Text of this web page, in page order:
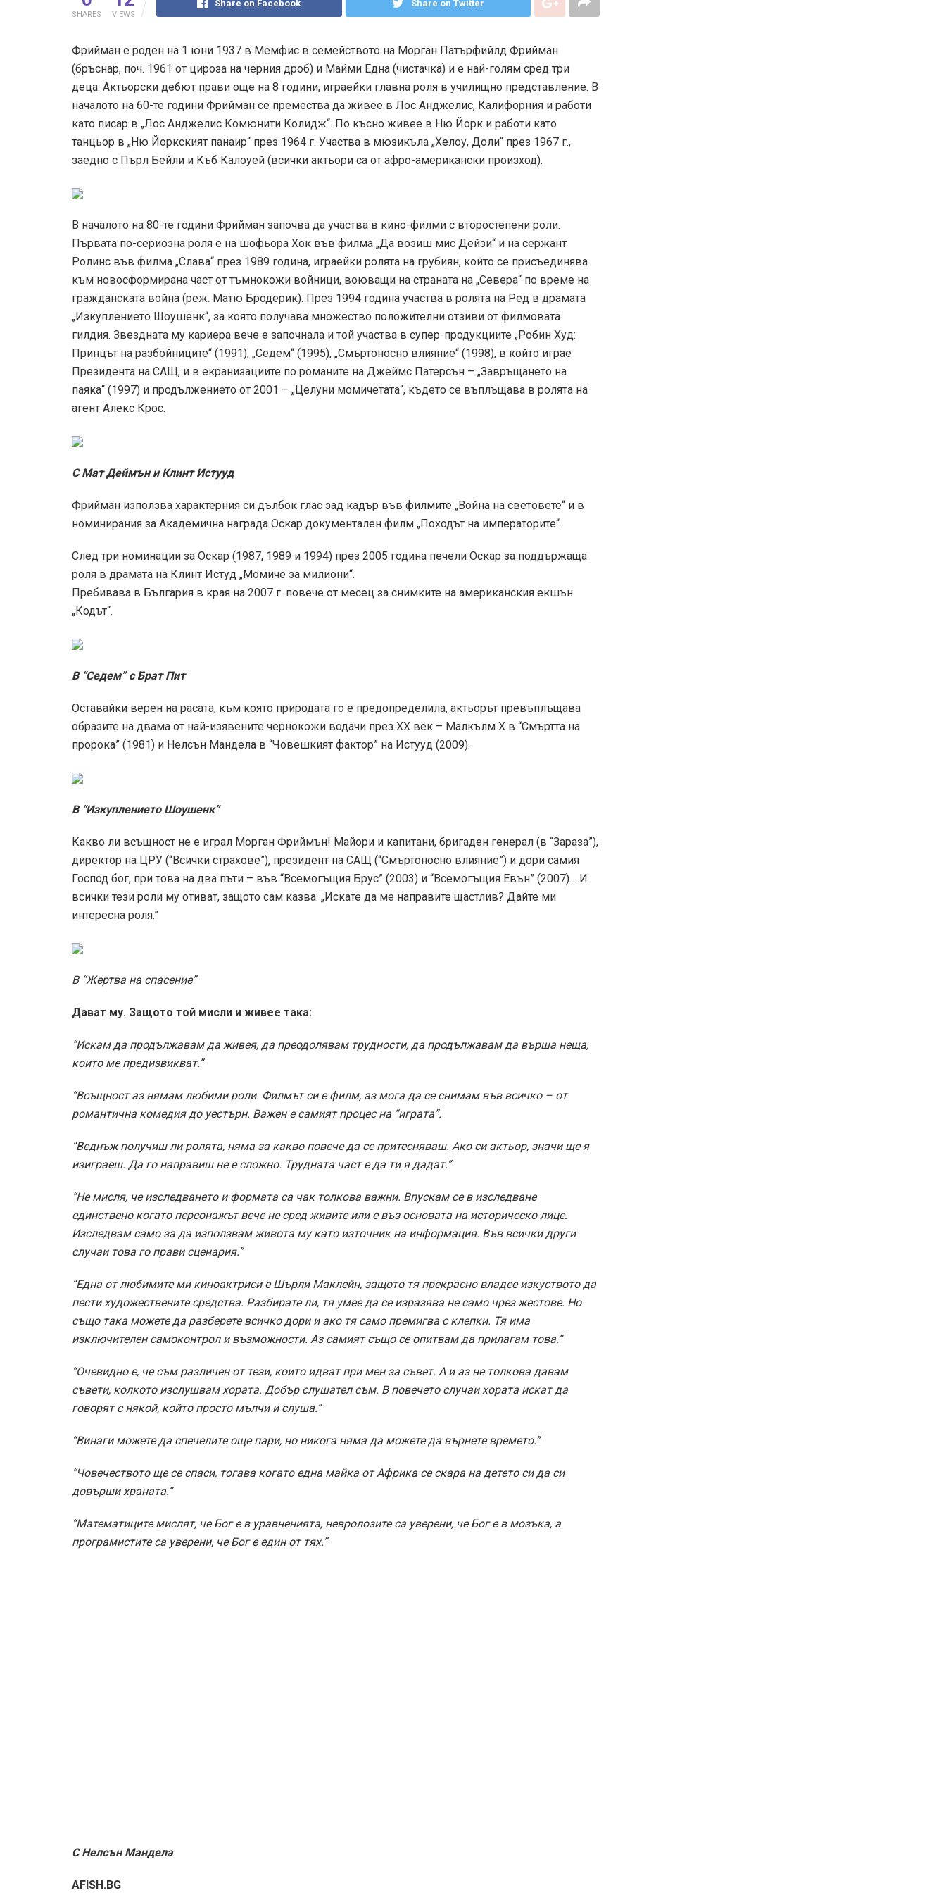
SHARES VIEWS
Share on Facebook Share on Twitter
Фрийман е роден на 1 юни 1937 в Мемфис в семейството на Морган Патърфийлд Фрийман
(бръснар, поч. 1961 от цироза на черния дроб) и Майми Една (чистачка) и е най-голям сред три
деца. Актьорски дебют прави още на 8 години, играейки главна роля в училищно представление. В
началото на 60-те години Фрийман се премества да живее в Лос Анджелис, Калифорния и работи
като писар в „Лос Анджелис Комюнити Колидж“. По късно живее в Ню Йорк и работи като
танцьор в „Ню Йоркският панаир“ през 1964 г. Участва в мюзикъла „Хелоу, Доли“ през 1967 г.,
заедно с Пърл Бейли и Къб Калоуей (всички актьори са от афро-американски произход).
В началото на 80-те години Фрийман започва да участва в кино-филми с второстепени роли.
Първата по-сериозна роля е на шофьора Хок във филма „Да возиш мис Дейзи“ и на сержант
Ролинс във филма „Слава“ през 1989 година, играейки ролята на грубиян, който се присъединява
към новосформирана част от тъмнокожи войници, воюващи на страната на „Севера“ по време на
гражданската война (реж. Матю Бродерик). През 1994 година участва в ролята на Ред в драмата
„Изкуплението Шоушенк“, за която получава множество положителни отзиви от филмовата
гилдия. Звездната му кариера вече е започнала и той участва в супер-продукциите „Робин Худ:
Принцът на разбойниците“ (1991), „Седем“ (1995), „Смъртоносно влияние“ (1998), в който играе
Президента на САЩ, и в екранизациите по романите на Джеймс Патерсън – „Завръщането на
паяка“ (1997) и продължението от 2001 – „Целуни момичетата“, където се въплъщава в ролята на
агент Алекс Крос.
С Мат Деймън и Клинт Истууд
Фрийман използва характерния си дълбок глас зад кадър във филмите „Война на световете“ и в
номинирания за Академична награда Оскар документален филм „Походът на императорите“.
След три номинации за Оскар (1987, 1989 и 1994) през 2005 година печели Оскар за поддържаща
роля в драмата на Клинт Истуд „Момиче за милиони“.
Пребивава в България в края на 2007 г. повече от месец за снимките на американския екшън
„Кодът“.
В “Седем” с Брат Пит
Оставайки верен на расата, към която природата го е предопределила, актьорът превъплъщава
образите на двама от най-изявените чернокожи водачи през ХХ век – Малкълм Х в “Смъртта на
пророка” (1981) и Нелсън Мандела в “Човешкият фактор” на Истууд (2009).
В “Изкуплението Шоушенк”
Какво ли всъщност не е играл Морган Фриймън! Майори и капитани, бригаден генерал (в “Зараза”),
директор на ЦРУ (“Всички страхове”), президент на САЩ (“Смъртоносно влияние”) и дори самия
Господ бог, при това на два пъти – във “Всемогъщия Брус” (2003) и “Всемогъщия Евън” (2007)… И
всички тези роли му отиват, защото сам казва: „Искате да ме направите щастлив? Дайте ми
интересна роля.”
В “Жертва на спасение”
Дават му. Защото той мисли и живее така:
“Искам да продължавам да живея, да преодолявам трудности, да продължавам да върша неща,
които ме предизвикват.”
“Всъщност аз нямам любими роли. Филмът си е филм, аз мога да се снимам във всичко – от
романтична комедия до уестърн. Важен е самият процес на “играта”.
“Веднъж получиш ли ролята, няма за какво повече да се притесняваш. Ако си актьор, значи ще я
изиграеш. Да го направиш не е сложно. Трудната част е да ти я дадат.”
“Не мисля, че изследването и формата са чак толкова важни. Впускам се в изследване
единствено когато персонажът вече не сред живите или е въз основата на историческо лице.
Изследвам само за да използвам живота му като източник на информация. Във всички други
случаи това го прави сценария.”
“Една от любимите ми киноактриси е Шърли Маклейн, защото тя прекрасно владее изкуството да
пести художествените средства. Разбирате ли, тя умее да се изразява не само чрез жестове. Но
също така можете да разберете всичко дори и ако тя само премигва с клепки. Тя има
изключителен самоконтрол и възможности. Аз самият също се опитвам да прилагам това.”
“Очевидно е, че съм различен от тези, които идват при мен за съвет. А и аз не толкова давам
съвети, колкото изслушвам хората. Добър слушател съм. В повечето случаи хората искат да
говорят с някой, който просто мълчи и слуша.”
“Винаги можете да спечелите още пари, но никога няма да можете да върнете времето.”
“Човечеството ще се спаси, тогава когато една майка от Африка се скара на детето си да си
довърши храната.”
“Математиците мислят, че Бог е в уравненията, невролозите са уверени, че Бог е в мозъка, а
програмистите са уверени, че Бог е един от тях.”